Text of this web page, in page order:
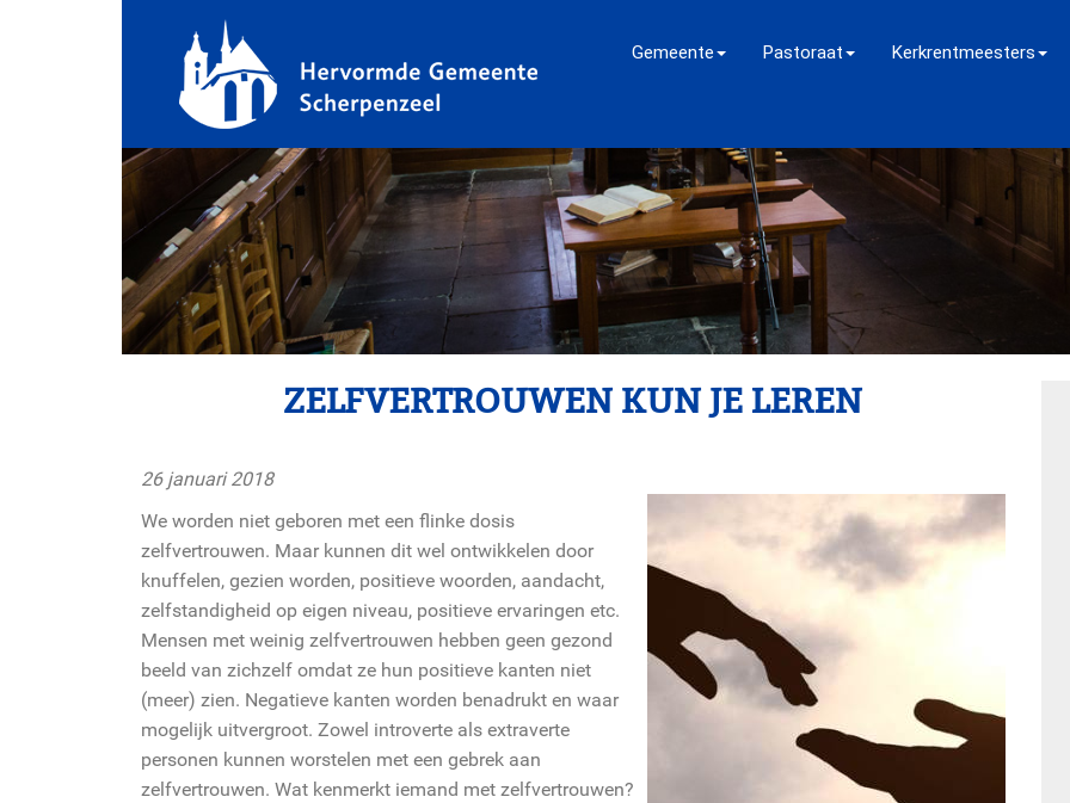
Gemeente Pastoraat Kerkrentmeesters
ZELFVERTROUWEN KUN JE LEREN
26 januari 2018
We worden niet geboren met een flinke dosis
zelfvertrouwen. Maar kunnen dit wel ontwikkelen door
knuffelen, gezien worden, positieve woorden, aandacht,
zelfstandigheid op eigen niveau, positieve ervaringen etc.
Mensen met weinig zelfvertrouwen hebben geen gezond
beeld van zichzelf omdat ze hun positieve kanten niet
(meer) zien. Negatieve kanten worden benadrukt en waar
mogelijk uitvergroot. Zowel introverte als extraverte
personen kunnen worstelen met een gebrek aan
zelfvertrouwen. Wat kenmerkt iemand met zelfvertrouwen?